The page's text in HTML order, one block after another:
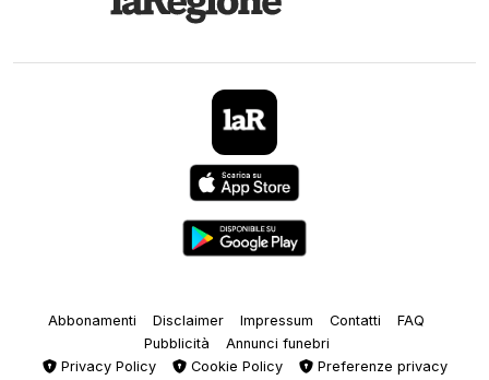
Abbonamenti Disclaimer Impressum Contatti
FAQ
Pubblicità
Annunci funebri
Privacy Policy
Cookie Policy Preferenze privacy